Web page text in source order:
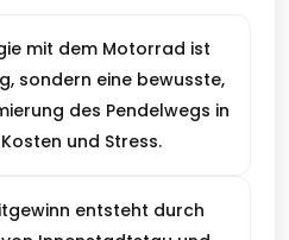
mit dem Motorrad ist
sondern eine bewusste,
des Pendelwegs in
und Stress.
entsteht durch